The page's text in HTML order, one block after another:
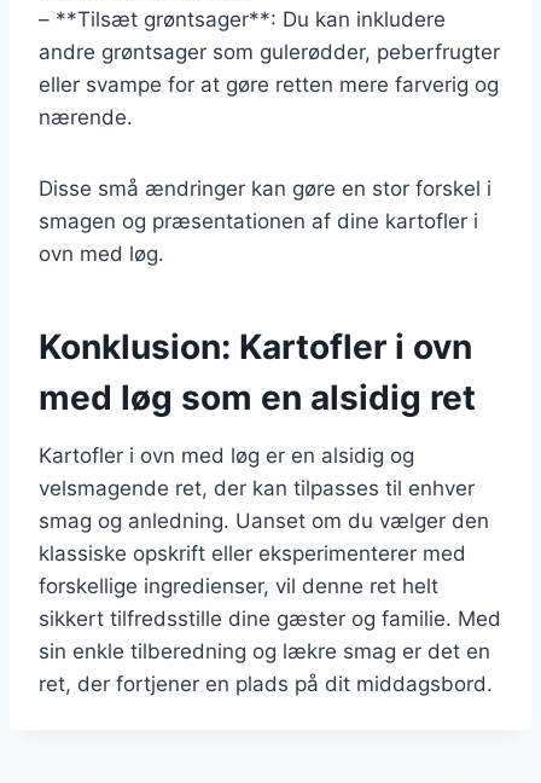
– **Tilsæt grøntsager**: Du kan inkludere
andre grøntsager som gulerødder, peberfrugter
eller svampe for at gøre retten mere farverig og
nærende.
Disse små ændringer kan gøre en stor forskel i
smagen og præsentationen af dine kartofler i
ovn med løg.
Konklusion: Kartofler i ovn
med løg som en alsidig ret
Kartofler i ovn med løg er en alsidig og
velsmagende ret, der kan tilpasses til enhver
smag og anledning. Uanset om du vælger den
klassiske opskrift eller eksperimenterer med
forskellige ingredienser, vil denne ret helt
sikkert tilfredsstille dine gæster og familie. Med
sin enkle tilberedning og lækre smag er det en
ret, der fortjener en plads på dit middagsbord.